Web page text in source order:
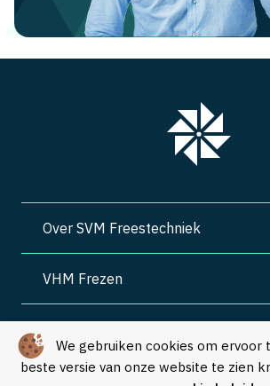
We gebruiken cookies om ervoor
beste versie van onze website te zien
Over SVM Freestechniek
VHM Frezen
Algemene voorwaarden | Privacy